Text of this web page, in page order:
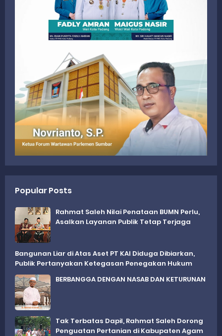
Popular Posts
Rahmat Saleh Nilai Penataan BUMN Perlu,
Asalkan Layanan Publik Tetap Terjaga
Bangunan Liar di Atas Aset PT KAI Diduga Dibiarkan,
Publik Pertanyakan Ketegasan Penegakan Hukum
BERBANGGA DENGAN NASAB DAN KETURUNAN
Tak Terbatas Dapil, Rahmat Saleh Dorong
Penguatan Pertanian di Kabupaten Agam